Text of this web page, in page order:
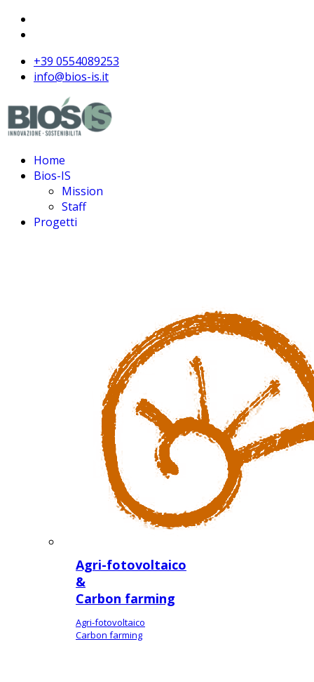
+39 0554089253
info@bios-is.it
Home
Bios-IS
Mission
Staff
Progetti
Agri-fotovoltaico
&
Carbon farming
Agri-fotovoltaico
Carbon farming